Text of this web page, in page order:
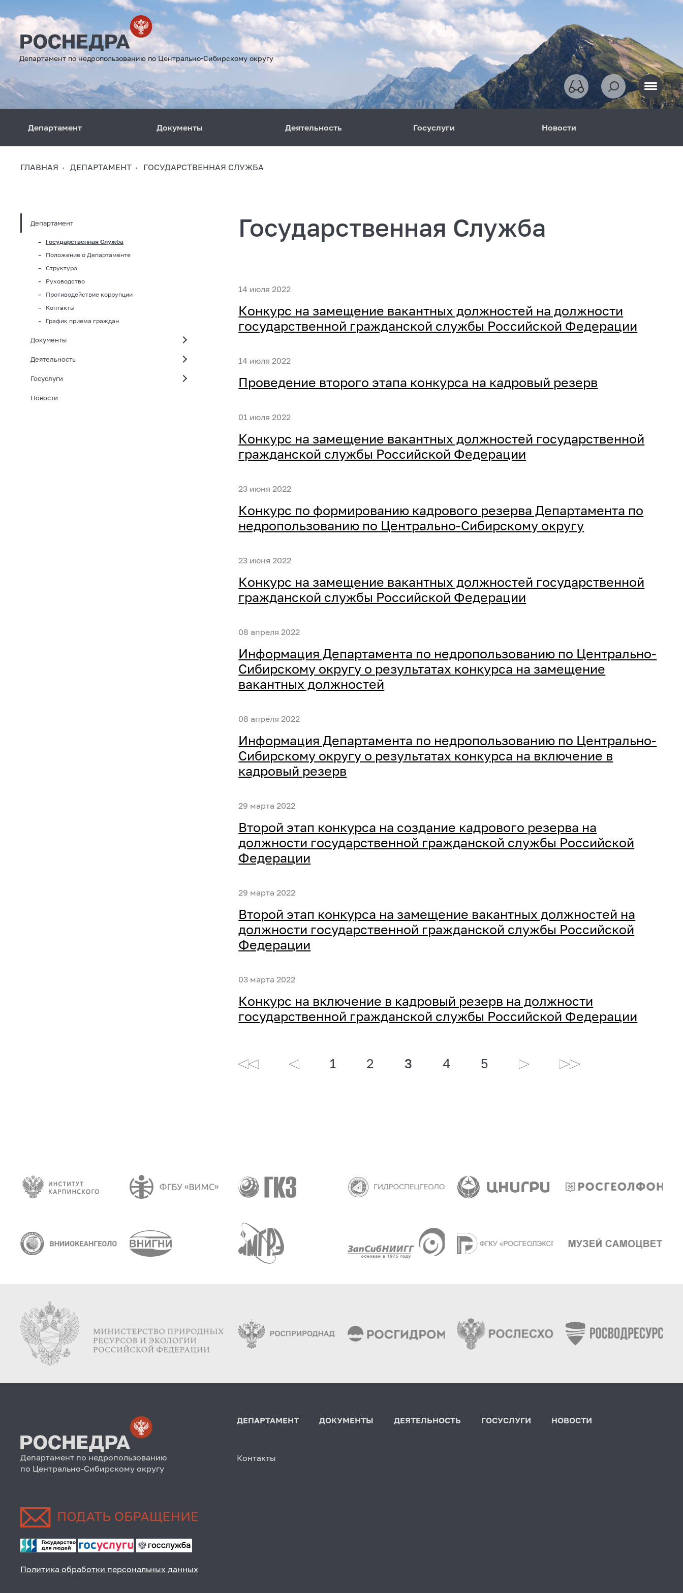
Департамент по недропользованию по Центрально-Сибирскому округу
Департамент Документы Деятельность Госуслуги Новости
ГЛАВНАЯ ДЕПАРТАМЕНТ ГОСУДАРСТВЕННАЯ СЛУЖБА
Департамент
Государственная Служба
Положение о Департаменте
Структура
Руководство
Противодействие коррупции
Контакты
График приема граждан
Документы
Деятельность
Госуслуги
Новости
Государственная Служба
14 июля 2022
Конкурс на замещение вакантных должностей на должности
государственной гражданской службы Российской Федерации
14 июля 2022
Проведение второго этапа конкурса на кадровый резерв
01 июля 2022
Конкурс на замещение вакантных должностей государственной
гражданской службы Российской Федерации
23 июня 2022
Конкурс по формированию кадрового резерва Департамента по
недропользованию по Центрально-Сибирскому округу
23 июня 2022
Конкурс на замещение вакантных должностей государственной
гражданской службы Российской Федерации
08 апреля 2022
Информация Департамента по недропользованию по Центрально-
Сибирскому округу о результатах конкурса на замещение
вакантных должностей
08 апреля 2022
Информация Департамента по недропользованию по Центрально-
Сибирскому округу о результатах конкурса на включение в
кадровый резерв
29 марта 2022
Второй этап конкурса на создание кадрового резерва на
должности государственной гражданской службы Российской
Федерации
29 марта 2022
Второй этап конкурса на замещение вакантных должностей на
должности государственной гражданской службы Российской
Федерации
03 марта 2022
Конкурс на включение в кадровый резерв на должности
государственной гражданской службы Российской Федерации
1 2 3 4 5
Департамент по недропользованию
по Центрально-Сибирскому округу
Политика обработки персональных данных
ДЕПАРТАМЕНТ
Контакты
ДОКУМЕНТЫ ДЕЯТЕЛЬНОСТЬ ГОСУСЛУГИ НОВОСТИ